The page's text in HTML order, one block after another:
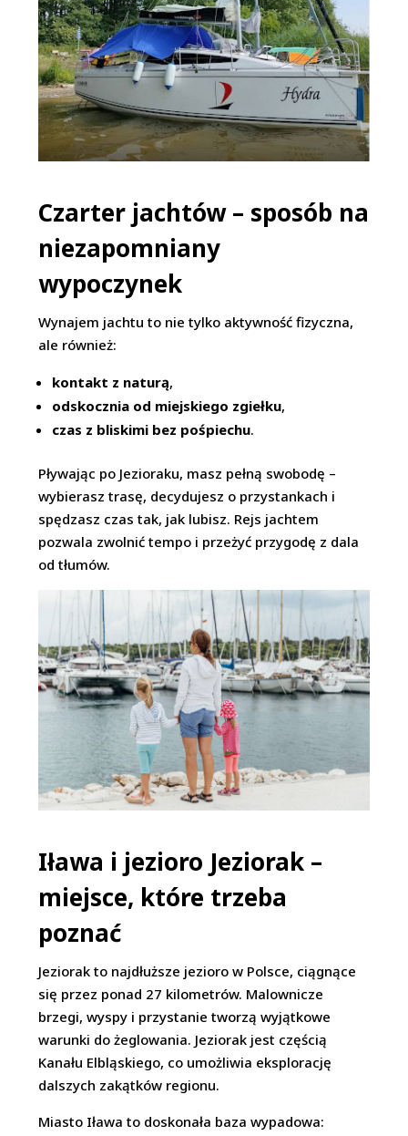
Czarter jachtów – sposób na
niezapomniany
wypoczynek
Wynajem jachtu to nie tylko aktywność fizyczna,
ale również:
kontakt z naturą,
odskocznia od miejskiego zgiełku,
czas z bliskimi bez pośpiechu.
Pływając po Jezioraku, masz pełną swobodę –
wybierasz trasę, decydujesz o przystankach i
spędzasz czas tak, jak lubisz. Rejs jachtem
pozwala zwolnić tempo i przeżyć przygodę z dala
od tłumów.
Iława i jezioro Jeziorak –
miejsce, które trzeba
poznać
Jeziorak to najdłuższe jezioro w Polsce, ciągnące
się przez ponad 27 kilometrów. Malownicze
brzegi, wyspy i przystanie tworzą wyjątkowe
warunki do żeglowania. Jeziorak jest częścią
Kanału Elbląskiego, co umożliwia eksplorację
dalszych zakątków regionu.
Miasto Iława to doskonała baza wypadowa: